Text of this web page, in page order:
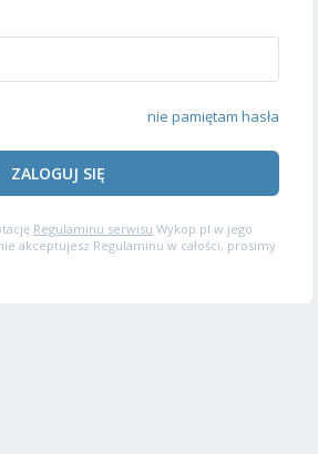
nie pamiętam hasła
ZALOGUJ SIĘ
Regulaminu serwisu Wykop.pl w jego
akceptujesz Regulaminu w całości, prosimy